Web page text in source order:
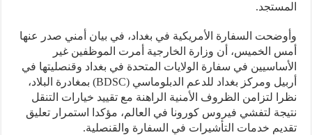
السفارة الأمريكية في بغداد، في بيان أمني صدر عنها
الخميس، أن وزارة الخارجية أمرت الموظفين غير
في سفارة الولايات المتحدة في بغداد وقنصليتها في
أربيل ومركز بغداد للدعم الدبلوماسي (BDSC) بمغادرة البلاد،
لتزامن الظروف الأمنية الراهنة مع تقييد خيارات التنقل
لتفشي فيروس كورونا في العالم، مؤكدا استمرار تعليق
خدمات التأشيرات في السفارة والقنصلية.